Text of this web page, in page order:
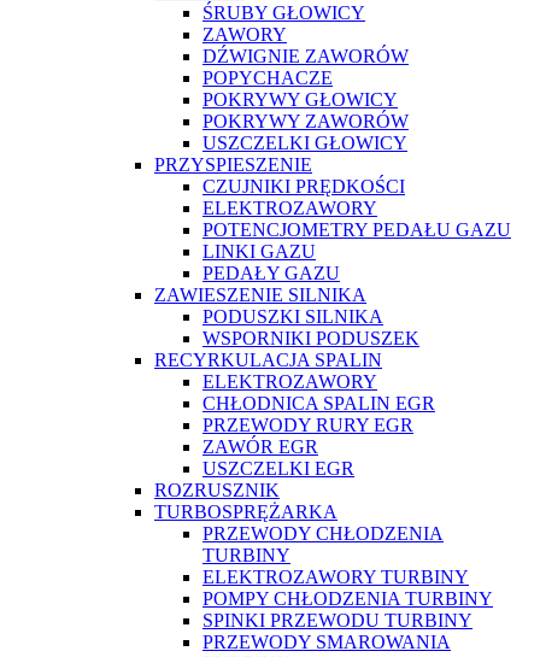
ŚRUBY GŁOWICY
ZAWORY
DŹWIGNIE ZAWORÓW
POPYCHACZE
POKRYWY GŁOWICY
POKRYWY ZAWORÓW
USZCZELKI GŁOWICY
PRZYSPIESZENIE
CZUJNIKI PRĘDKOŚCI
ELEKTROZAWORY
POTENCJOMETRY PEDAŁU GAZU
LINKI GAZU
PEDAŁY GAZU
ZAWIESZENIE SILNIKA
PODUSZKI SILNIKA
WSPORNIKI PODUSZEK
RECYRKULACJA SPALIN
ELEKTROZAWORY
CHŁODNICA SPALIN EGR
PRZEWODY RURY EGR
ZAWÓR EGR
USZCZELKI EGR
ROZRUSZNIK
TURBOSPRĘŻARKA
PRZEWODY CHŁODZENIA
TURBINY
ELEKTROZAWORY TURBINY
POMPY CHŁODZENIA TURBINY
SPINKI PRZEWODU TURBINY
PRZEWODY SMAROWANIA